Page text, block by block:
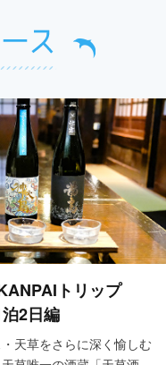
トリップ
2日編
天草をさらに深く愉しむ